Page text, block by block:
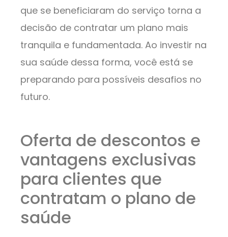
que se beneficiaram do serviço torna a
decisão de contratar um plano mais
tranquila e fundamentada. Ao investir na
sua saúde dessa forma, você está se
preparando para possíveis desafios no
futuro.
Oferta de descontos e
vantagens exclusivas
para clientes que
contratam o plano de
saúde